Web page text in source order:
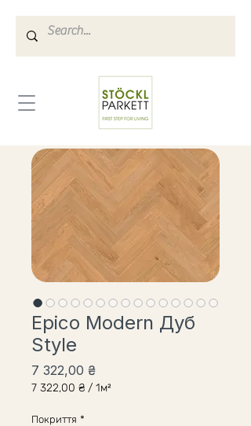
Epico Modern Дуб
Style
7 322,00 ₴Ціна
7 322,00 ₴ / 1м²
за
Покриття *